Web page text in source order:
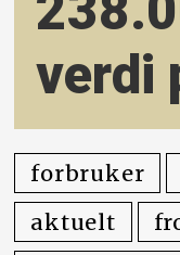
verdi
forbruker
aktuelt